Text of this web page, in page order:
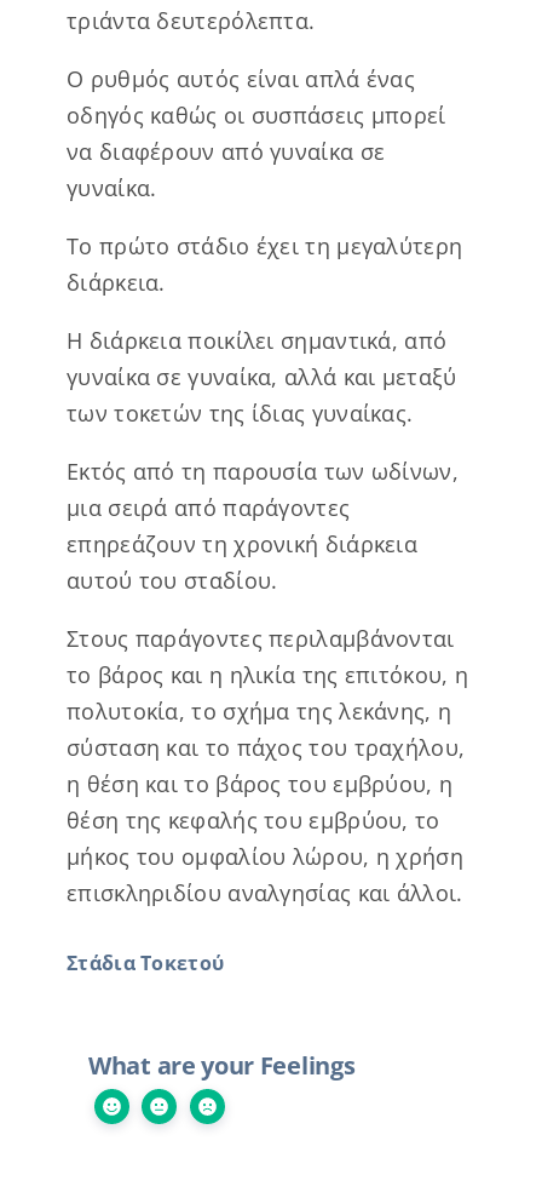
τριάντα δευτερόλεπτα.
Ο ρυθμός αυτός είναι απλά ένας
οδηγός καθώς οι συσπάσεις μπορεί
να διαφέρουν από γυναίκα σε
γυναίκα.
Το πρώτο στάδιο έχει τη μεγαλύτερη
διάρκεια.
Η διάρκεια ποικίλει σημαντικά, από
γυναίκα σε γυναίκα, αλλά και μεταξύ
των τοκετών της ίδιας γυναίκας.
Εκτός από τη παρουσία των ωδίνων,
μια σειρά από παράγοντες
επηρεάζουν τη χρονική διάρκεια
αυτού του σταδίου.
Στους παράγοντες περιλαμβάνονται
το βάρος και η ηλικία της επιτόκου, η
πολυτοκία, το σχήμα της λεκάνης, η
σύσταση και το πάχος του τραχήλου,
η θέση και το βάρος του εμβρύου, η
θέση της κεφαλής του εμβρύου, το
μήκος του ομφαλίου λώρου, η χρήση
επισκληριδίου αναλγησίας και άλλοι.
Στάδια Τοκετού
What are your Feelings